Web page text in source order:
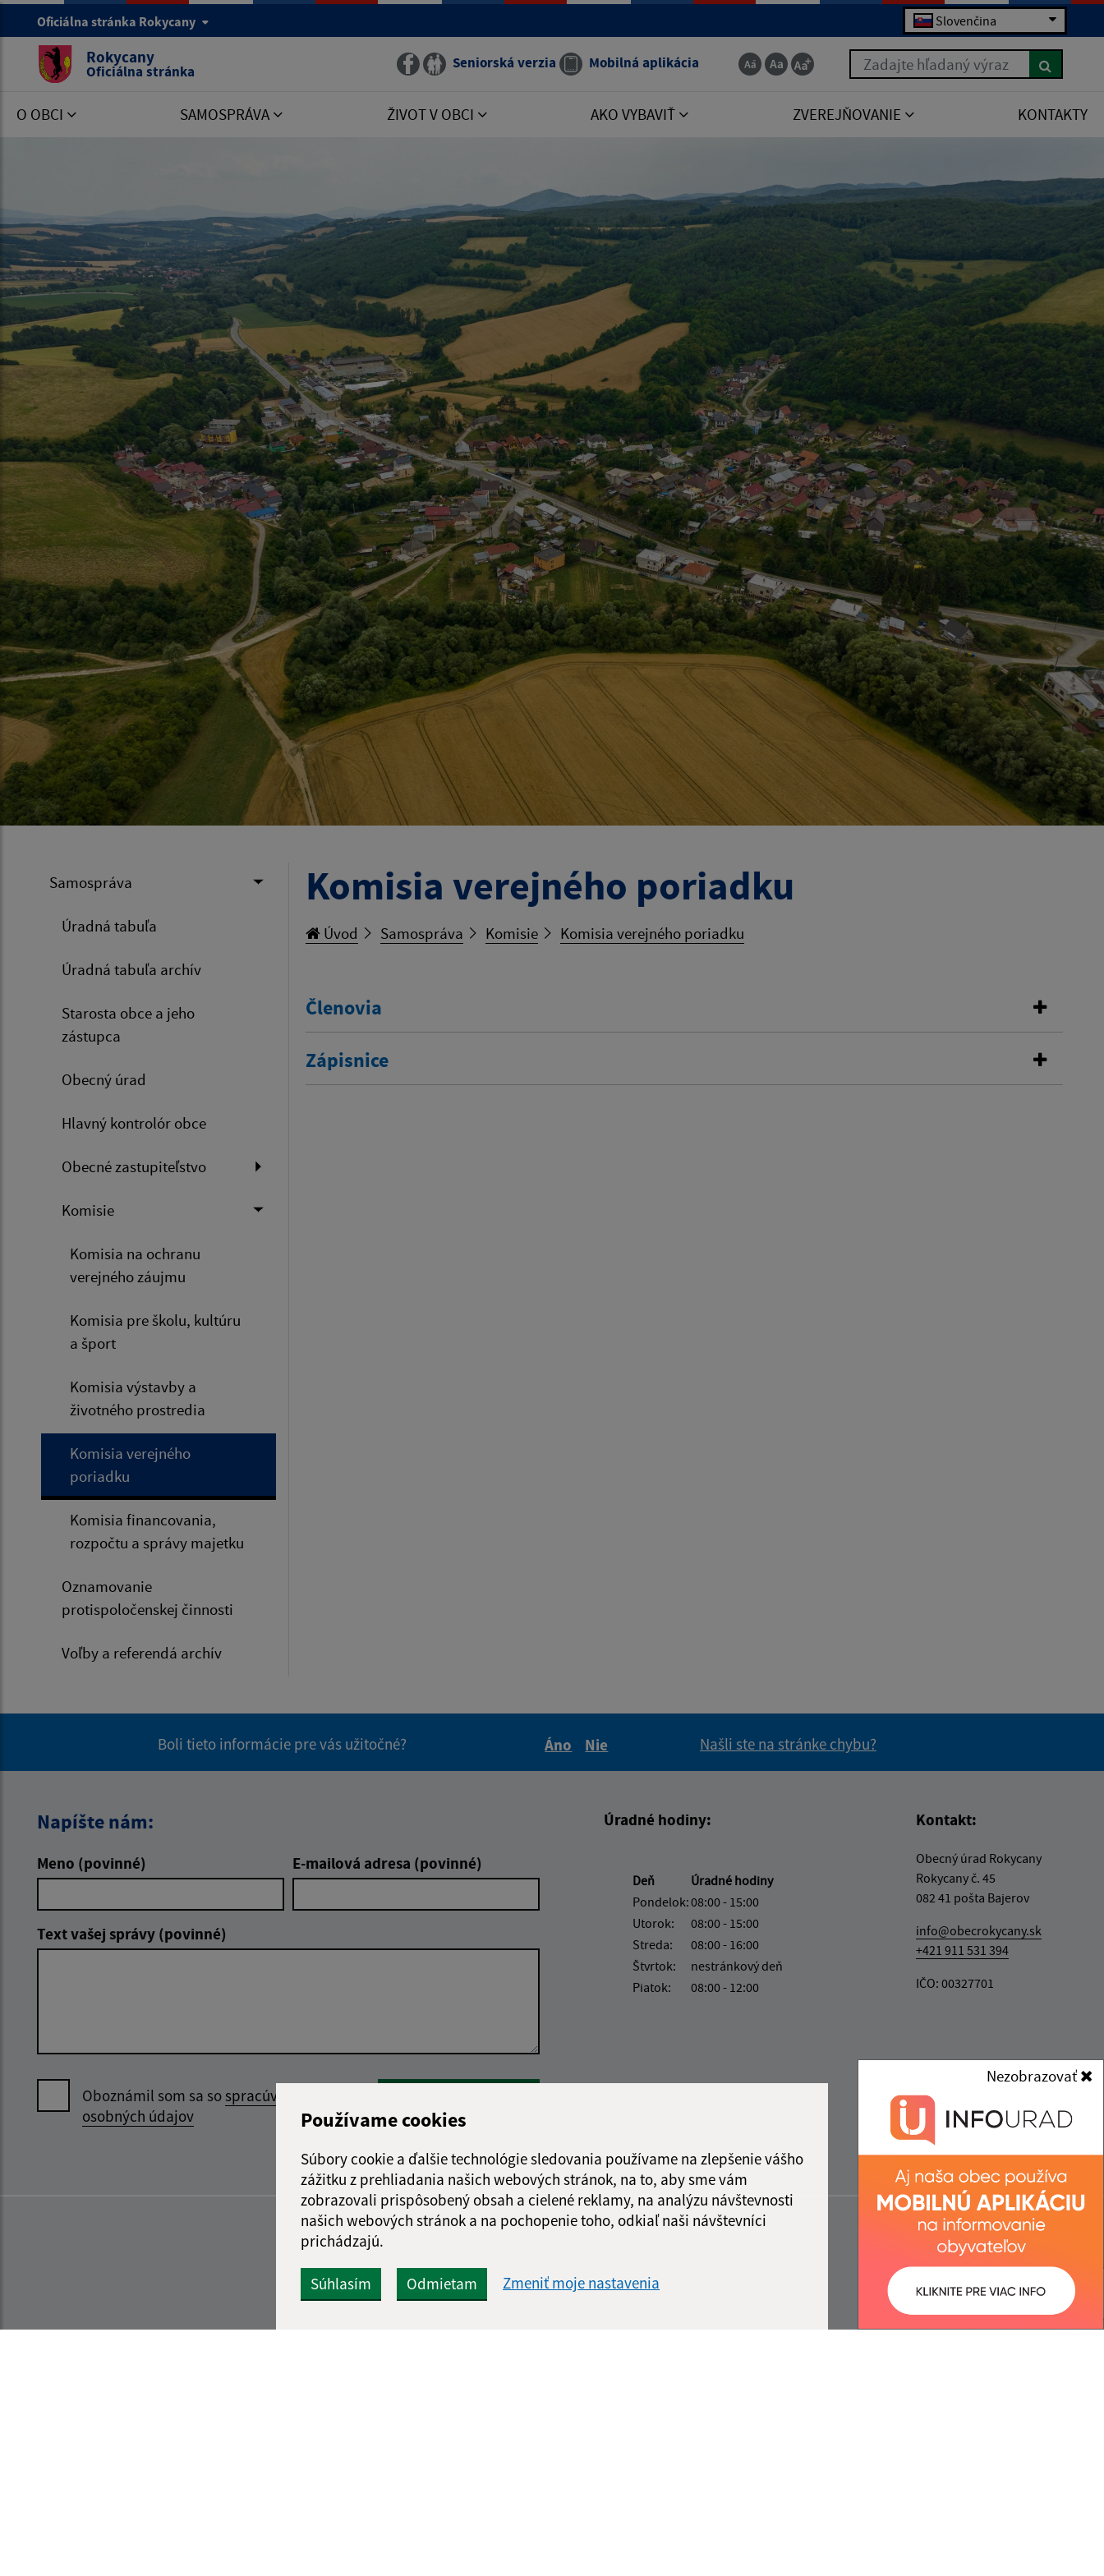
Používame cookies
Súbory cookie a ďalšie technológie sledovania používame na zlepšenie vášho
zážitku z prehliadania našich webových stránok, na to, aby sme vám
zobrazovali prispôsobený obsah a cielené reklamy, na analýzu návštevnosti
našich webových stránok a na pochopenie toho, odkiaľ naši návštevníci
prichádzajú.
Súhlasím Odmietam Zmeniť moje nastavenia
Nezobrazovať
Oficiálna stránka Rokycany Slovenčina
Rokycany
Oficiálna stránka Seniorská verzia Mobilná aplikácia Zadajte hľadaný výraz
O OBCI SAMOSPRÁVA ŽIVOT V OBCI AKO VYBAVIŤ ZVEREJŇOVANIE KONTAKTY
Samospráva
Úradná tabuľa
Úradná tabuľa archív
Starosta obce a jeho
zástupca
Obecný úrad
Hlavný kontrolór obce
Obecné zastupiteľstvo
Komisie
Komisia na ochranu
verejného záujmu
Komisia pre školu, kultúru
a šport
Komisia výstavby a
životného prostredia
Komisia verejného
poriadku
Komisia financovania,
rozpočtu a správy majetku
Oznamovanie
protispoločenskej činnosti
Voľby a referendá archív
Komisia verejného poriadku
Úvod Samospráva Komisie Komisia verejného poriadku
Členovia
Zápisnice
Boli tieto informácie pre vás užitočné?
Áno
Nie
Našli ste na stránke chybu?
Napíšte nám:
Meno (povinné) E-mailová adresa (povinné)
Text vašej správy (povinné)
Oboznámil som sa sospracúvaním
osobných údajov
Google reCaptcha Response
Úradné hodiny:
Deň
Úradné hodiny
Pondelok:08:00 - 15:00
Utorok:
08:00 - 15:00
Streda:
08:00 - 16:00
Štvrtok:
nestránkový deň
Piatok:
08:00 - 12:00
Kontakt:
Obecný úrad Rokycany
Rokycany č. 45
082 41 pošta Bajerov
info@obecrokycany.sk
+421 911 531 394
IČO: 00327701